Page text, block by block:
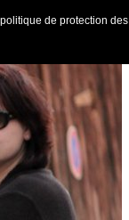
de protection